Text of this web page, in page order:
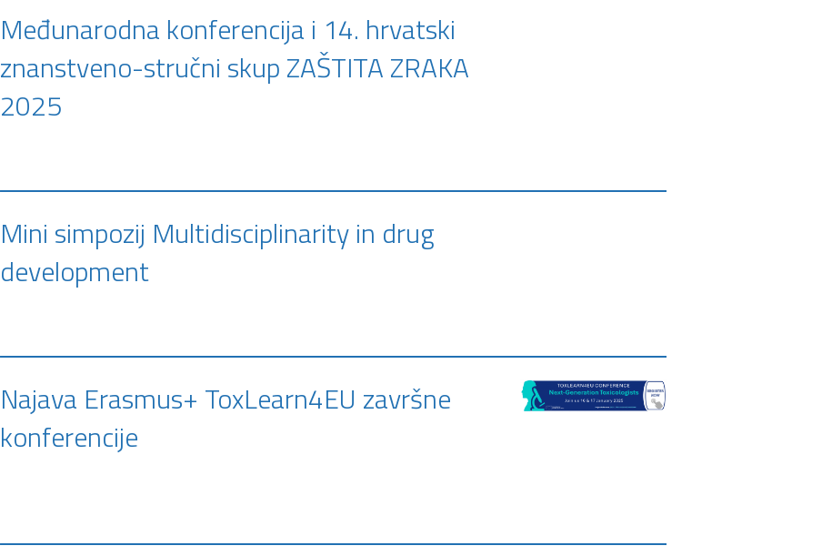
Međunarodna konferencija i 14. hrvatski
znanstveno-stručni skup ZAŠTITA ZRAKA
2025
Mini simpozij Multidisciplinarity in drug
development
Najava Erasmus+ ToxLearn4EU završne
konferencije